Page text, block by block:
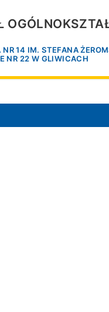
NR 14 IM. STEFANA
NR 22 W GLIWICACH